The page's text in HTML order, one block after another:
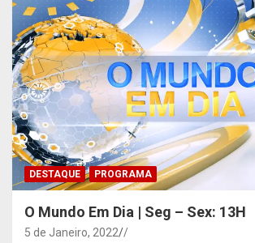
DESTAQUE PROGRAMA
O Mundo Em Dia | Seg – Sex: 13H
5 de Janeiro, 2022 /